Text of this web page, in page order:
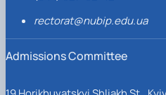
rectorat@nubip.edu.ua
Admissions Committee